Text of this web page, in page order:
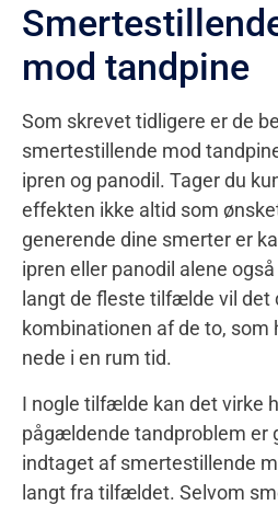
mod tandpine
Som skrevet tidligere er de
smertestillende mod
ipren og panodil. Tager du
effekten ikke altid som
generende dine smerter er
ipren eller panodil alene
langt de fleste tilfælde vil det
kombinationen af de to, som
nede i en rum tid.
I nogle tilfælde kan det virke
pågældende tandproblem er
indtaget af smertestillende
langt fra tilfældet. Selvom